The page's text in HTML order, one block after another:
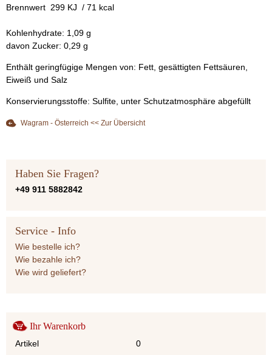
Brennwert 299 KJ / 71 kcal
Kohlenhydrate: 1,09 g
davon Zucker: 0,29 g
Enthält geringfügige Mengen von: Fett, gesättigten Fettsäuren,
Eiweiß und Salz
Konservierungsstoffe: Sulfite, unter Schutzatmosphäre abgefüllt
Wagram - Österreich << Zur Übersicht
Haben Sie Fragen?
+49 911 5882842
Service - Info
Wie bestelle ich?
Wie bezahle ich?
Wie wird geliefert?
Ihr Warenkorb
Artikel
0